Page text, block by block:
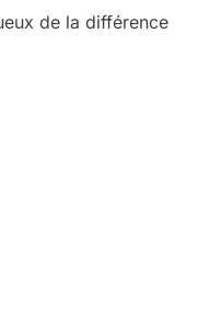
de la différence